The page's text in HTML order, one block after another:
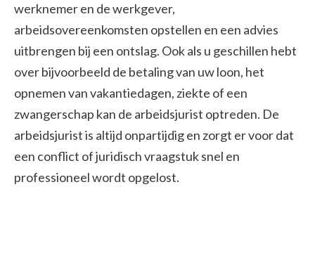
werknemer en de werkgever,
arbeidsovereenkomsten opstellen en een advies
uitbrengen bij een ontslag. Ook als u geschillen hebt
over bijvoorbeeld de betaling van uw loon, het
opnemen van vakantiedagen, ziekte of een
zwangerschap kan de arbeidsjurist optreden. De
arbeidsjurist is altijd onpartijdig en zorgt er voor dat
een conflict of juridisch vraagstuk snel en
professioneel wordt opgelost.